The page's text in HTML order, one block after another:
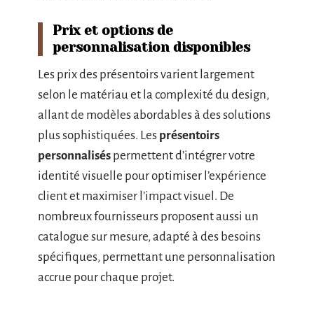
Prix et options de
personnalisation disponibles
Les prix des présentoirs varient largement
selon le matériau et la complexité du design,
allant de modèles abordables à des solutions
plus sophistiquées. Les présentoirs
personnalisés permettent d’intégrer votre
identité visuelle pour optimiser l’expérience
client et maximiser l’impact visuel. De
nombreux fournisseurs proposent aussi un
catalogue sur mesure, adapté à des besoins
spécifiques, permettant une personnalisation
accrue pour chaque projet.